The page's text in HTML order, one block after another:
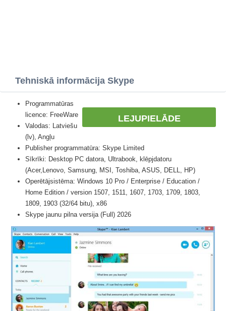
Tehniskā informācija Skype
LEJUPIELĀDE
Programmatūras
licence: FreeWare
Valodas: Latviešu
(lv), Angļu
Publisher programmatūra: Skype Limited
Sīkrīki: Desktop PC datora, Ultrabook, klēpjdatoru
(Acer,Lenovo, Samsung, MSI, Toshiba, ASUS, DELL, HP)
Operētājsistēma: Windows 10 Pro / Enterprise / Education /
Home Edition / version 1507, 1511, 1607, 1703, 1709, 1803,
1809, 1903 (32/64 bitu), x86
Skype jaunu pilna versija (Full) 2026